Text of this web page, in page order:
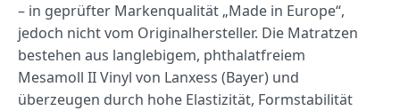
– in geprüfter Markenqualität „Made in Europe“,
jedoch nicht vom Originalhersteller. Die Matratzen
bestehen aus langlebigem, phthalatfreiem
Mesamoll II Vinyl von Lanxess (Bayer) und
überzeugen durch hohe Elastizität, Formstabilität